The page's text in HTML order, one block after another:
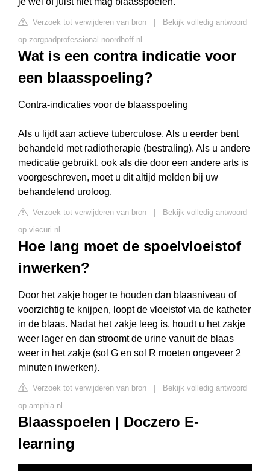
Verzoek tot verwijderen van bron
Bekijk volledig antwoord
op zorgpadprofessional.noordhoff.nl
Wat is een contra indicatie voor
een blaasspoeling?
Contra-indicaties voor de blaasspoeling
Als u lijdt aan actieve tuberculose. Als u eerder bent
behandeld met radiotherapie (bestraling). Als u andere
medicatie gebruikt, ook als die door een andere arts is
voorgeschreven, moet u dit altijd melden bij uw
behandelend uroloog.
Verzoek tot verwijderen van bron
Bekijk volledig antwoord
op viecuri.nl
Hoe lang moet de spoelvloeistof
inwerken?
Door het zakje hoger te houden dan blaasniveau of
voorzichtig te knijpen, loopt de vloeistof via de katheter
in de blaas. Nadat het zakje leeg is, houdt u het zakje
weer lager en dan stroomt de urine vanuit de blaas
weer in het zakje (sol G en sol R moeten ongeveer 2
minuten inwerken).
Verzoek tot verwijderen van bron
Bekijk volledig antwoord
op amphia.nl
Blaasspoelen | Doczero E-
learning